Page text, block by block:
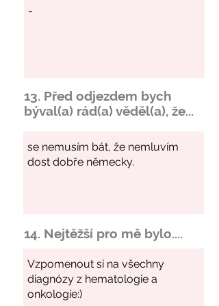
13. Před odjezdem bych
býval(a) rád(a) věděl(a), že...
14. Nejtěžší pro mě bylo....